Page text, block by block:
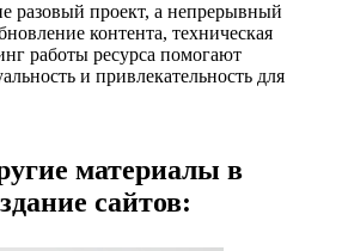
разовый проект, а непрерывный
контента, техническая
работы ресурса помогают
и привлекательность для
материалы в
сайтов: